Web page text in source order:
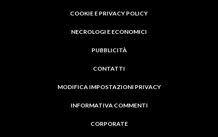
COOKIE E PRIVACY POLICY
NECROLOGI E ECONOMICI
PUBBLICITÀ
CONTATTI
MODIFICA IMPOSTAZIONI PRIVACY
INFORMATIVA COMMENTI
CORPORATE